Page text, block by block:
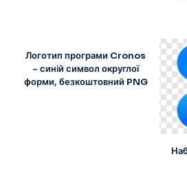
Логотип програми Cronos
– синій символ округлої
форми, безкоштовний PNG